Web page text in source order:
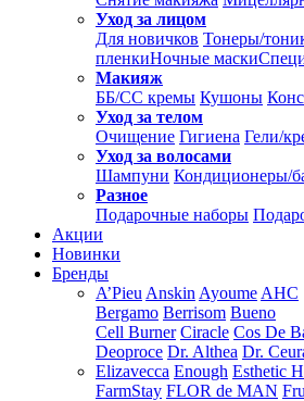
Уход за лицом
Для новичков Тонеры/
пленкиНочные маски
Макияж
ББ/СС кремы Кушоны
Уход за телом
Очищение Гигиена Гели/
Уход за волосами
Шампуни Кондиционеры/
Разное
Подарочные наборы
Акции
Новинки
Бренды
A’Pieu Anskin Ayoume AHC
Bergamo Berrisom Bueno
Cell Burner Ciracle Cos De
Deoproce Dr. Althea Dr.
Elizavecca Enough Esthetic
FarmStay FLOR de MAN